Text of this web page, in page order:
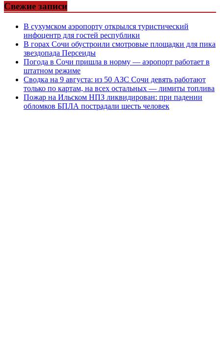
Свежие записи
В сухумском аэропорту открылся туристический
инфоцентр для гостей республики
В горах Сочи обустроили смотровые площадки для пика
звездопада Персеиды
Погода в Сочи пришла в норму — аэропорт работает в
штатном режиме
Сводка на 9 августа: из 50 АЗС Сочи девять работают
только по картам, на всех остальных — лимиты топлива
Пожар на Ильском НПЗ ликвидирован: при падении
обломков БПЛА пострадали шесть человек